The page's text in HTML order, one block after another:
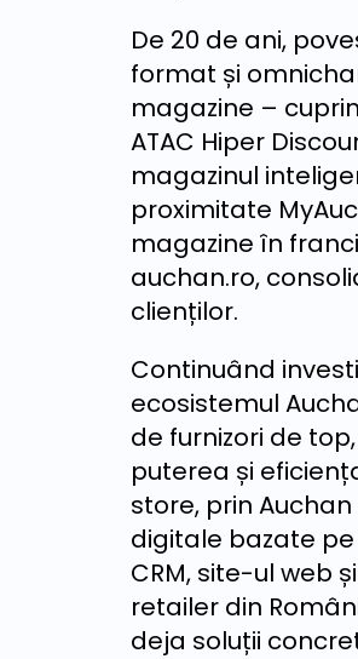
De 20 de ani,
format și
magazine –
ATAC Hiper
magazinul
proximitate
magazine în
auchan.ro,
clienților.
Continuând
ecosistemul
de furnizori de
puterea și
store, prin
digitale bazate
CRM, site-ul web
retailer din
deja soluții